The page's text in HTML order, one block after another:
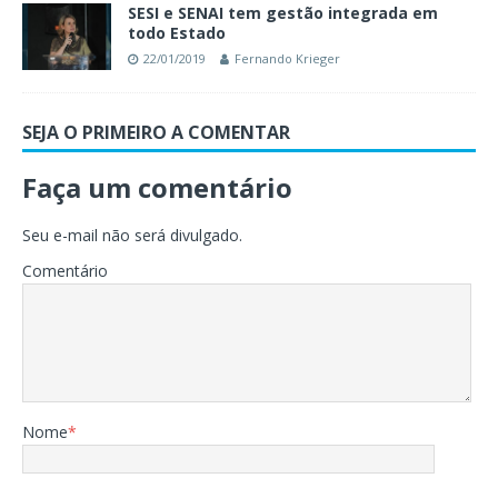
SESI e SENAI tem gestão integrada em
todo Estado
22/01/2019 Fernando Krieger
SEJA O PRIMEIRO A COMENTAR
Faça um comentário
Seu e-mail não será divulgado.
Comentário
Nome*